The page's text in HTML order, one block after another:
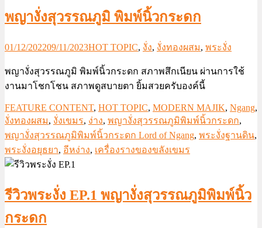
พญางั่งสุวรรณภูมิ พิมพ์นิ้วกระดก
01/12/202209/11/2023HOT TOPIC, งั่ง, งั่งทองผสม, พระงั่ง
พญางั่งสุวรรณภูมิ พิมพ์นิ้วกระดก สภาพสึกเนียน ผ่านการใช้
งานมาโชกโชน สภาพดูสบายตา ยิ้มสวยครับองค์นี้
FEATURE CONTENT, HOT TOPIC, MODERN MAJIK, Ngang,
งั่งทองผสม, งั่งเขมร, ง่าง, พญางั่งสุวรรณภูมิพิมพ์นิ้วกระดก,
พญางั่งสุวรรณภูมิพิมพ์นิ้วกระดก Lord of Ngang, พระงั่งฐานดิน,
พระงั่งอยุธยา, อีหง่าง, เครื่องรางของขลังเขมร
รีวิวพระงั่ง EP.1 พญางั่งสุวรรณภูมิพิมพ์นิ้ว
กระดก